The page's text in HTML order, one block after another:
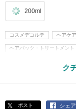
200ml
コスメデコルテ ヘアケ
ヘアパック・トリートメント
ク
ポスト シェア